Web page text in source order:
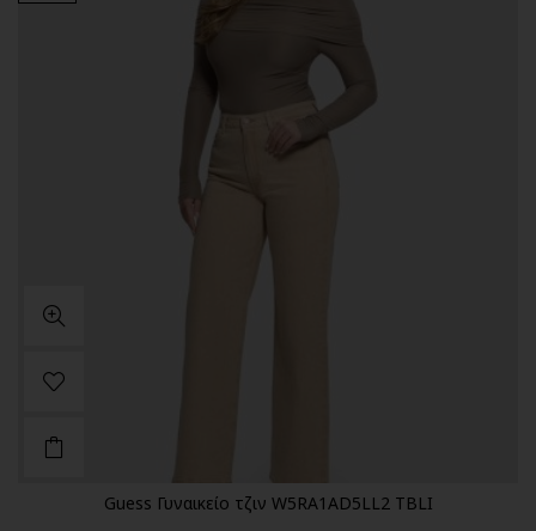
Guess Γυναικείο τζιν W5RA1AD5LL2 TBLI